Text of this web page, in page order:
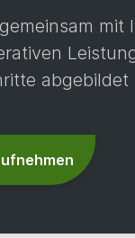
mit
abgebildet